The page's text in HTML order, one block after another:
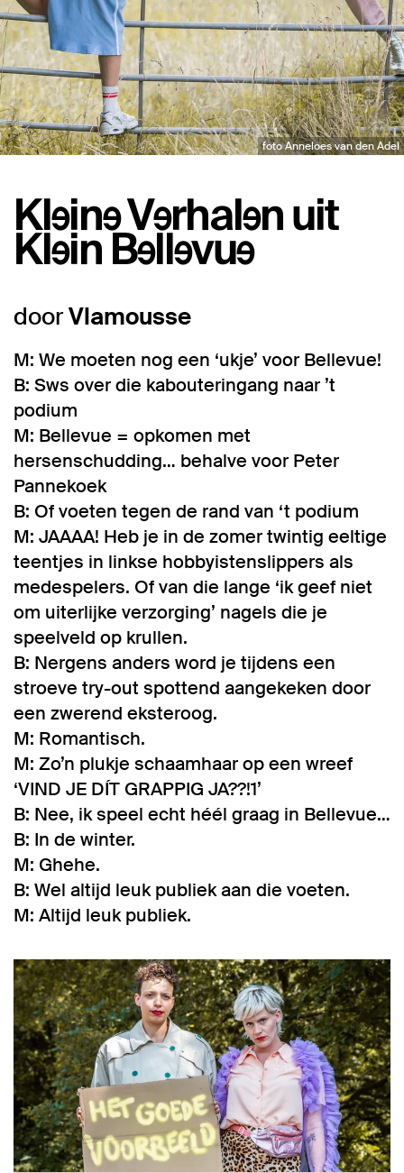
foto Anneloes van den Adel
Kleine Verhalen uit
Klein Bellevue
doorVlamousse
M: We moeten nog een ‘ukje’ voor Bellevue!
B: Sws over die kabouteringang naar ’t
podium
M: Bellevue = opkomen met
hersenschudding… behalve voor Peter
Pannekoek
B: Of voeten tegen de rand van ‘t podium
M: JAAAA! Heb je in de zomer twintig eeltige
teentjes in linkse hobbyistenslippers als
medespelers. Of van die lange ‘ik geef niet
om uiterlijke verzorging’ nagels die je
speelveld op krullen.
B: Nergens anders word je tijdens een
stroeve try-out spottend aangekeken door
een zwerend eksteroog.
M: Romantisch.
M: Zo’n plukje schaamhaar op een wreef
‘VIND JE DÍT GRAPPIG JA??!1’
B: Nee, ik speel echt héél graag in Bellevue…
B: In de winter.
M: Ghehe.
B: Wel altijd leuk publiek aan die voeten.
M: Altijd leuk publiek.